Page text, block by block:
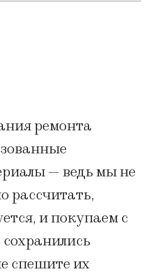
ремонта
— ведь мы не
рассчитать,
и покупаем с
сохранились
спешите их